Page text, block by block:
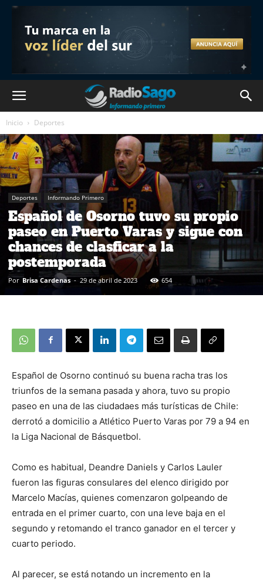
Inicio Deportes
Deportes Informando Primero
Español de Osorno tuvo su propio
paseo en Puerto Varas y sigue con
chances de clasficar a la
postemporada
Por Brisa Cardenas - 29 de abril de 2023 654
Español de Osorno continuó su buena racha tras los
triunfos de la semana pasada y ahora, tuvo su propio
paseo en una de las ciudadaes más turísticas de Chile:
derrotó a domicilio a Atlético Puerto Varas por 79 a 94 en
la Liga Nacional de Básquetbol.
Como es habitual, Deandre Daniels y Carlos Lauler
fueron las figuras consulares del elenco dirigido por
Marcelo Macías, quienes comenzaron golpeando de
entrada en el primer cuarto, con una leve baja en el
segundo y retomando el tranco ganador en el tercer y
cuarto periodo.
Al parecer, se está notando un incremento en la